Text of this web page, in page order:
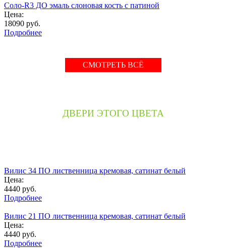
Соло-R3 ДО эмаль слоновая кость с патиной
Цена:
18090 руб.
Подробнее
СМОТРЕТЬ ВСЁ
ДВЕРИ ЭТОГО ЦВЕТА
Вилис 34 ПО лиственница кремовая, сатинат белый
Цена:
4440 руб.
Подробнее
Вилис 21 ПО лиственница кремовая, сатинат белый
Цена:
4440 руб.
Подробнее